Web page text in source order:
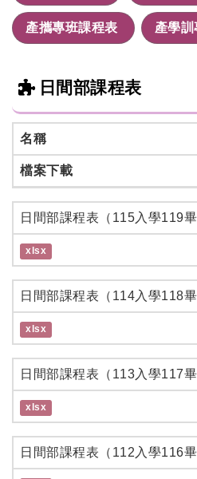
產攜專班課程表 產學
日間部課程表
名稱
檔案下載
日間部課程表（115入學119畢
xlsx
日間部課程表（114入學118
xlsx
日間部課程表（113入學117
xlsx
日間部課程表（112入學116